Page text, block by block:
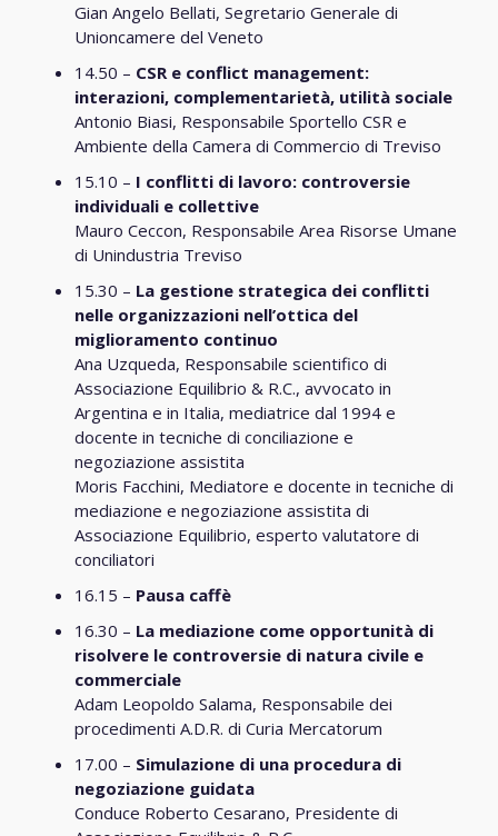
Gian Angelo Bellati, Segretario Generale di
Unioncamere del Veneto
14.50 – CSR e conflict management:
interazioni, complementarietà, utilità sociale
Antonio Biasi, Responsabile Sportello CSR e
Ambiente della Camera di Commercio di Treviso
15.10 – I conflitti di lavoro: controversie
individuali e collettive
Mauro Ceccon, Responsabile Area Risorse Umane
di Unindustria Treviso
15.30 – La gestione strategica dei conflitti
nelle organizzazioni nell’ottica del
miglioramento continuo
Ana Uzqueda, Responsabile scientifico di
Associazione Equilibrio & R.C., avvocato in
Argentina e in Italia, mediatrice dal 1994 e
docente in tecniche di conciliazione e
negoziazione assistita
Moris Facchini, Mediatore e docente in tecniche di
mediazione e negoziazione assistita di
Associazione Equilibrio, esperto valutatore di
conciliatori
16.15 – Pausa caffè
16.30 – La mediazione come opportunità di
risolvere le controversie di natura civile e
commerciale
Adam Leopoldo Salama, Responsabile dei
procedimenti A.D.R. di Curia Mercatorum
17.00 – Simulazione di una procedura di
negoziazione guidata
Conduce Roberto Cesarano, Presidente di